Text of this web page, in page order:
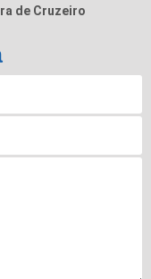
de Cruzeiro